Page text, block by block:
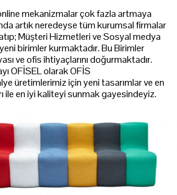
mekanizmalar çok fazla artmaya
artık neredeyse tüm kurumsal firmalar
Müşteri Hizmetleri ve Sosyal medya
birimler kurmaktadır. Bu Birimler
ve ofis ihtiyaçlarını doğurmaktadır.
OFİSEL olarak OFİS
üretimlerimiz için yeni tasarımlar ve en
ile en iyi kaliteyi sunmak gayesindeyiz.